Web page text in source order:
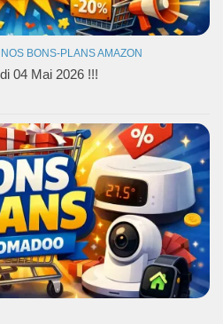
BONS-PLANS AMAZON
04 Mai 2026 !!!